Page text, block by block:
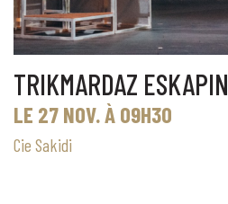
TRIKMARDAZ ESKAPIN
LE 27 NOV. À 09H30
Cie Sakidi